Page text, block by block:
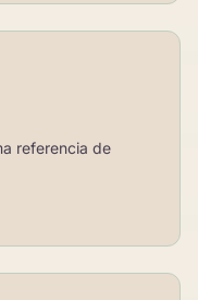
referencia de